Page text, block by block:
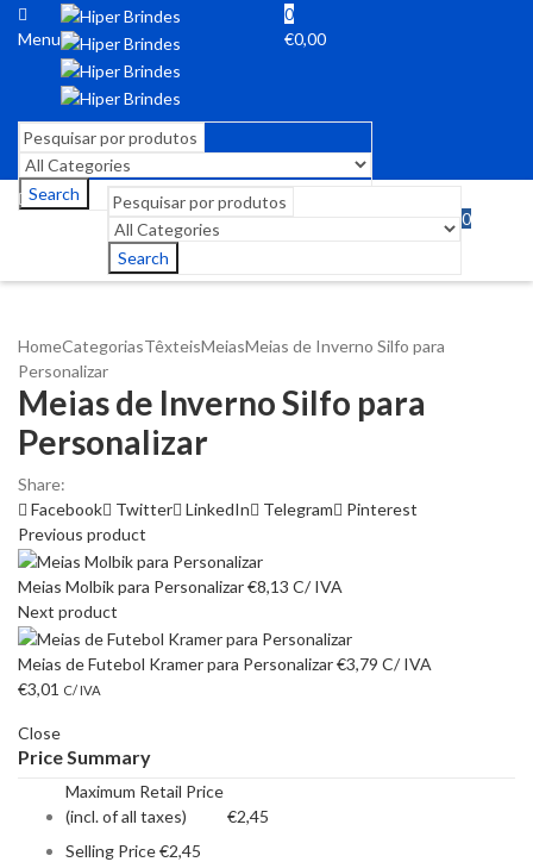
Menu
0
€0,00
Search
Search
0
HomeCategoriasTêxteisMeiasMeias de Inverno Silfo para
Personalizar
Meias de Inverno Silfo para
Personalizar
Share:
Facebook
Twitter LinkedIn Telegram
Pinterest
Previous product
Meias Molbik para Personalizar€8,13 C/ IVA
Next product
Meias de Futebol Kramer para Personalizar€3,79 C/ IVA
€3,01 C/ IVA
Close
Price Summary
Maximum Retail Price
(incl. of all taxes)
€2,45
Selling Price€2,45